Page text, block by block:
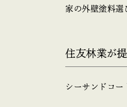
家の外壁塗料選
住友林業が
シーサンドコ